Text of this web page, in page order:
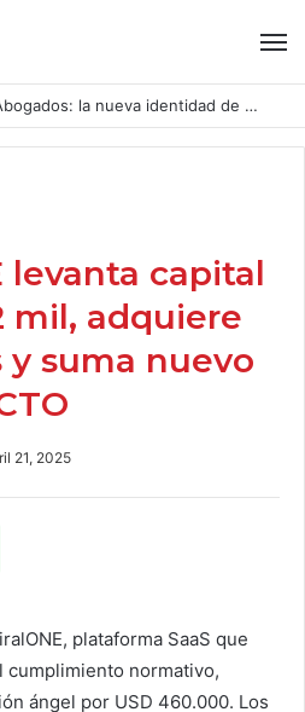
Albertz Parra Segovia Abogados: la nueva identidad de Segovia Consulting
levanta capital
mil, adquiere
y suma nuevo
21, 2025
plataforma SaaS que
cumplimiento normativo,
ángel por USD 460.000. Los